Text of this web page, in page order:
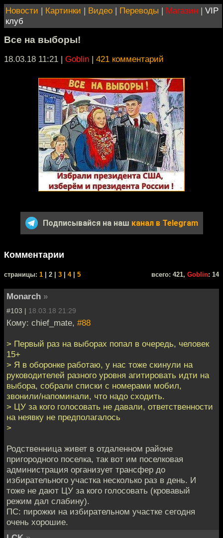
Новости | Картинки | Видео | Переводы | Магазин | VIP
клуб
Все на выборы!
18.03.18 11:21 | Goblin | 421 комментарий
Подписывайся на наш канал в Telegram
Комментарии
cтраницы: 1 | 2 | 3 4| 5 всего: 421, Goblin: 14
Monarch »
#103 | 18.03.18 21:29
Кому: chief_mate, #88
> Первый раз на выборах попал в очередь, человек
15+
> Я в оборонке работаю, у нас тоже скинули на
руководителей разного уровня агитировать идти на
выбора, собрали списки с номерами мобил,
звонили/напоминали, что надо сходить.
> ЦУ за кого голосовать не давали, ответственности
на неявку не предполагалось
>
Родственница живет в отдаленном районе
пригородного поселка, так вот им поселковая
администрация организует трансфер до
избирательного участка несколько раз в день. И
тоже не дают ЦУ за кого голосовать (кровавый
режим дал слабину).
ПС: пирожки на избирательном участке сегодня
очень хорошие.